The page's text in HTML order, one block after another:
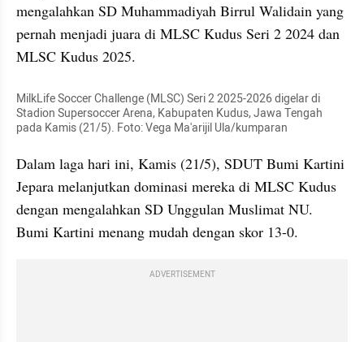
mengalahkan SD Muhammadiyah Birrul Walidain yang
pernah menjadi juara di MLSC Kudus Seri 2 2024 dan
MLSC Kudus 2025.
MilkLife Soccer Challenge (MLSC) Seri 2 2025-2026 digelar di
Stadion Supersoccer Arena, Kabupaten Kudus, Jawa Tengah
pada Kamis (21/5). Foto: Vega Ma'arijil Ula/kumparan
Dalam laga hari ini, Kamis (21/5), SDUT Bumi Kartini
Jepara melanjutkan dominasi mereka di MLSC Kudus
dengan mengalahkan SD Unggulan Muslimat NU.
Bumi Kartini menang mudah dengan skor 13-0.
ADVERTISEMENT